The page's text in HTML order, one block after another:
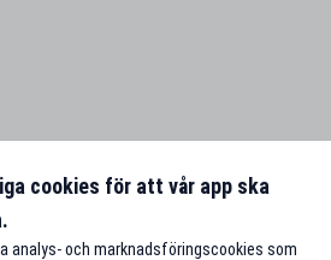
cookies för att vår app ska
analys- och marknadsföringscookies som